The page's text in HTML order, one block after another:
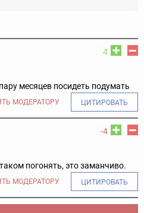
4
месяцев посидеть подумать
МОДЕРАТОРУ ЦИТИРОВАТЬ
-4
погонять, это заманчиво.
МОДЕРАТОРУ ЦИТИРОВАТЬ